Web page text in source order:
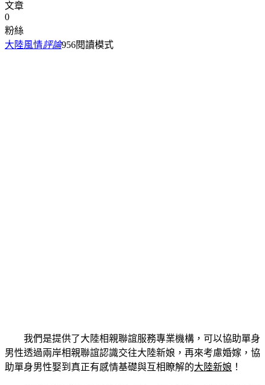
文章
0
粉絲
大陸風情評論956閱讀模式
我們是提供了大陸相親聯誼服務專業機構，可以協助單身
男性透過兩岸相親聯誼認識交往大陸新娘，再來考慮婚嫁，協
助單身男性娶到真正有感情基礎與互相瞭解的大陸新娘 ！